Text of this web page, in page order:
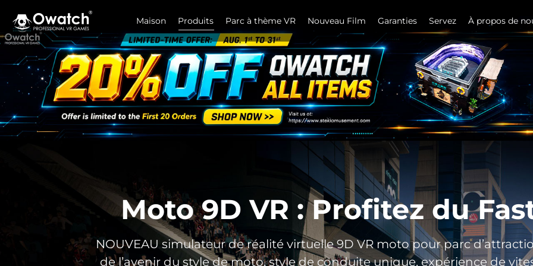
Maison Produits Parc à thème VR Nouveau Film Garanties Servez À propos de
Moto VR
Moto de réalité virtuelle : 360° Immersion Profitez du Fast
ROI élevé ! GAGNEZ DE L’argent Projet
Moto 9D VR : Profitez du
NOUVEAU simulateur de réalité virtuelle 9D VR moto pour parc
de l’avenir du style de moto, style de conduite unique, expérience de